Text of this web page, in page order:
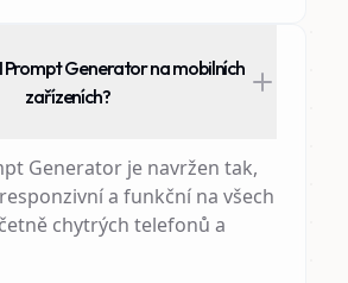
Prompt Generator na mobilních
zařízeních?
Generator je navržen tak,
a funkční na všech
chytrých telefonů a